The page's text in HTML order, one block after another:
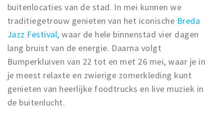
buitenlocaties van de stad. In mei kunnen we
traditiegetrouw genieten van het iconische Breda
Jazz Festival, waar de hele binnenstad vier dagen
lang bruist van de energie. Daarna volgt
Bumperkluiven van 22 tot en met 26 mei, waar je in
je meest relaxte en zwierige zomerkleding kunt
genieten van heerlijke foodtrucks en live muziek in
de buitenlucht.